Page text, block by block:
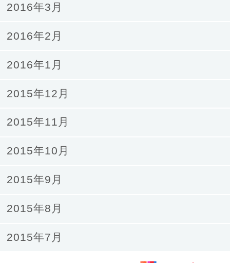
2016年3月
2016年2月
2016年1月
2015年12月
2015年11月
2015年10月
2015年9月
2015年8月
2015年7月